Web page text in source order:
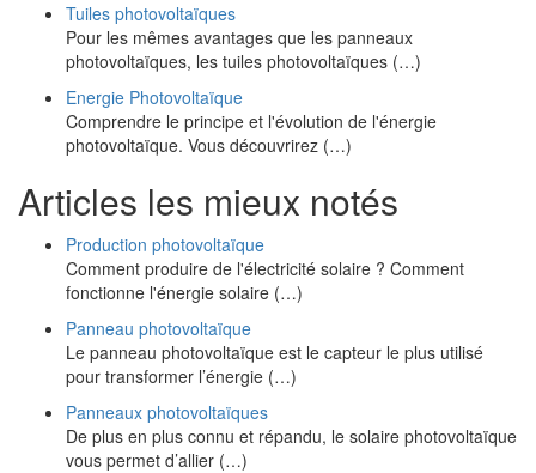
Tuiles photovoltaïques
Pour les mêmes avantages que les panneaux
photovoltaïques, les tuiles photovoltaïques (…)
Energie Photovoltaïque
Comprendre le principe et l'évolution de l'énergie
photovoltaïque. Vous découvrirez (…)
Articles les mieux notés
Production photovoltaïque
Comment produire de l'électricité solaire ? Comment
fonctionne l'énergie solaire (…)
Panneau photovoltaïque
Le panneau photovoltaïque est le capteur le plus utilisé
pour transformer l’énergie (…)
Panneaux photovoltaïques
De plus en plus connu et répandu, le solaire photovoltaïque
vous permet d’allier (…)